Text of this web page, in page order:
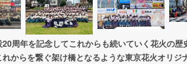
周年を記念してこれからも続いていく花火の
からを繋ぐ架け橋となるような東京花火オリジ